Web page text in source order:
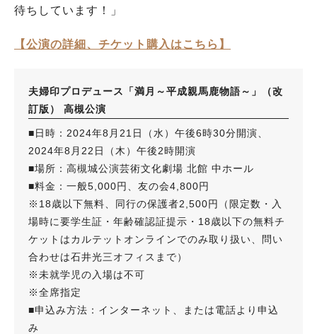
待ちしています！」
【公演の詳細、チケット購入はこちら】
夫婦印プロデュース「満月～平成親馬鹿物語～」（改
訂版） 高槻公演
■日時：2024年8月21日（水）午後6時30分開演、
2024年8月22日（木）午後2時開演
■場所：高槻城公演芸術文化劇場 北館 中ホール
■料金：一般5,000円、友の会4,800円
※18歳以下無料、同行の保護者2,500円（限定数・入
場時に要学生証・年齢確認証提示・18歳以下の無料チ
ケットはカルテットオンラインでのみ取り扱い、問い
合わせは石井光三オフィスまで）
※未就学児の入場は不可
※全席指定
■申込み方法：インターネット、または電話より申込
み